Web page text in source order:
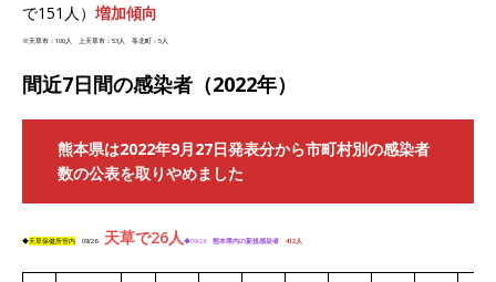
で151人） 増加傾向
※天草市：100人 上天草市：53人 苓北町：5人
間近7日間の感染者（2022年）
熊本県は2022年9月27日発表分から市町村別の感染者
数の公表を取りやめました
◆天草保健所管内 09/26 天草で26人 ◆09/26 熊本県内の新規感染者 412人